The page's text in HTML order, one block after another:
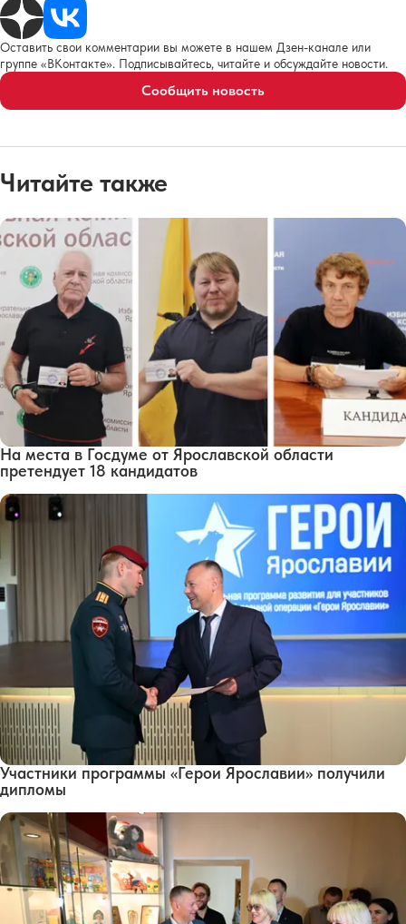
Оставить свои комментарии вы можете в нашем Дзен-канале или
группе «ВКонтакте». Подписывайтесь, читайте и обсуждайте новости.
Сообщить новость
Читайте также
На места в Госдуме от Ярославской области
претендует 18 кандидатов
Участники программы «Герои Ярославии» получили
дипломы